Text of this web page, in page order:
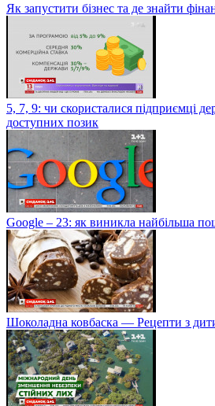
Як запустити бізнес та де знайти
5, 7, 9: чи скористалися підприємці
доступних позик
Google – 23: як виникла найбільша
Шоколадна ковбаска — Рецепти з